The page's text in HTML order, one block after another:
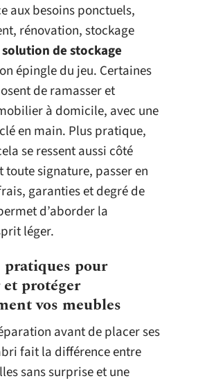
aux besoins ponctuels,
rénovation, stockage
solution de stockage
épingle du jeu. Certaines
de ramasser et
à domicile, avec une
en main. Plus pratique,
se ressent aussi côté
toute signature, passer en
garanties et degré de
d’aborder la
léger.
pratiques pour
protéger
vos meubles
avant de placer ses
fait la différence entre
sans surprise et une